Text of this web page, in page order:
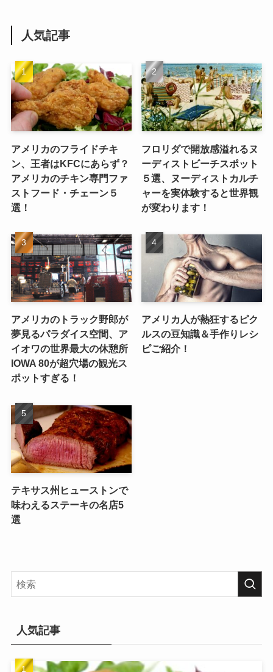
人気記事
アメリカのフライドチキ
ン、王者はKFCにあらず？
アメリカのチキン専門ファ
ストフード・チェーン５
選！
フロリダで開放感溢れるヌ
ーディストビーチスポット
５選、ヌーディストカルチ
ャーを実体験すると世界観
が変わります！
アメリカのトラック野郎が
夢見るパラダイス空間、ア
イオワの世界最大の休憩所
IOWA 80が超穴場の観光ス
ポットすぎる！
アメリカ人が熱狂するピク
ルスの豆知識＆手作りレシ
ピご紹介！
テキサス州ヒューストンで
味わえるステーキの名店5
選
人気記事